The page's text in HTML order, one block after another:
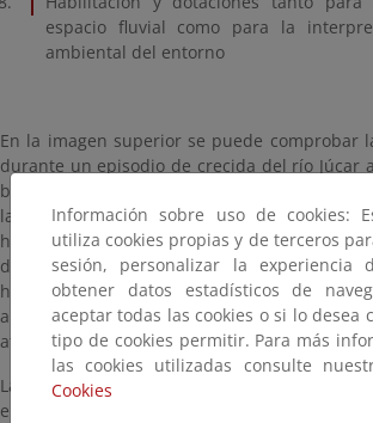
espacio fluvial como para la
ambiental del entorno
En la imagen superior se puede comprobar
durante un episodio de crecida del río Júcar
borrasca Fabien de diciembre de 2019.
las obras de defensa frente a
hospital de Recoletas de Cuenca y a la
drenaje del cauce, se pudo evitar la entrada
hospital, a diferencia de lo ocurrido
anteriores, donde las plantas bajas del
afectadas por la inundación.
La información adicional del proyecto se
el
, además de poder
Información sobre uso de cookies:
utiliza cookies propias y de terceros
sesión, personalizar la experiencia
obtener datos estadísticos de
aceptar todas las cookies o si lo desea
tipo de cookies permitir. Para más
las cookies utilizadas consulte
Cookies